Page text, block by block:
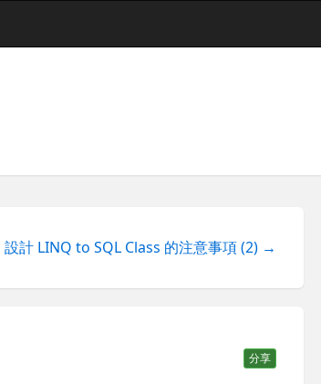
設計 LINQ to SQL Class 的注意事項 (2) →
分享